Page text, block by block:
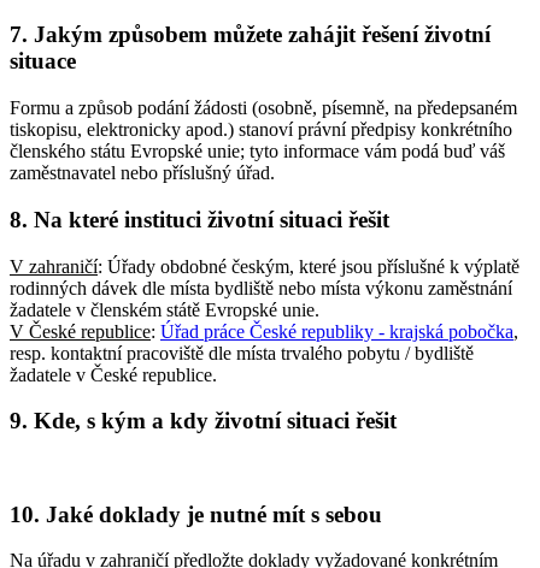
7. Jakým způsobem můžete zahájit řešení životní
situace
Formu a způsob podání žádosti (osobně, písemně, na předepsaném
tiskopisu, elektronicky apod.) stanoví právní předpisy konkrétního
členského státu Evropské unie; tyto informace vám podá buď váš
zaměstnavatel nebo příslušný úřad.
8. Na které instituci životní situaci řešit
V zahraničí: Úřady obdobné českým, které jsou příslušné k výplatě
rodinných dávek dle místa bydliště nebo místa výkonu zaměstnání
žadatele v členském státě Evropské unie.
V České republice: Úřad práce České republiky - krajská pobočka,
resp. kontaktní pracoviště dle místa trvalého pobytu / bydliště
žadatele v České republice.
9. Kde, s kým a kdy životní situaci řešit
10. Jaké doklady je nutné mít s sebou
Na úřadu v zahraničí předložte doklady vyžadované konkrétním